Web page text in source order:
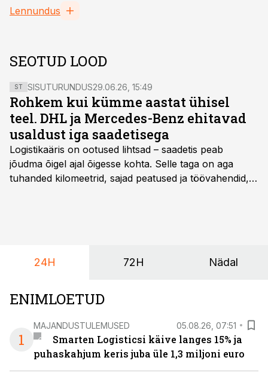
Lennundus
SEOTUD LOOD
ST SISUTURUNDUS29.06.26, 15:49
Rohkem kui kümme aastat ühisel
teel. DHL ja Mercedes-Benz ehitavad
usaldust iga saadetisega
Logistikaäris on ootused lihtsad – saadetis peab
jõudma õigel ajal õigesse kohta. Selle taga on aga
tuhanded kilomeetrid, sajad peatused ja töövahendid,
24H 72H Nädal
ENIMLOETUD
1
MAJANDUSTULEMUSED 05.08.26, 07:51
Smarten Logisticsi käive langes 15% ja
puhaskahjum keris juba üle 1,3 miljoni euro